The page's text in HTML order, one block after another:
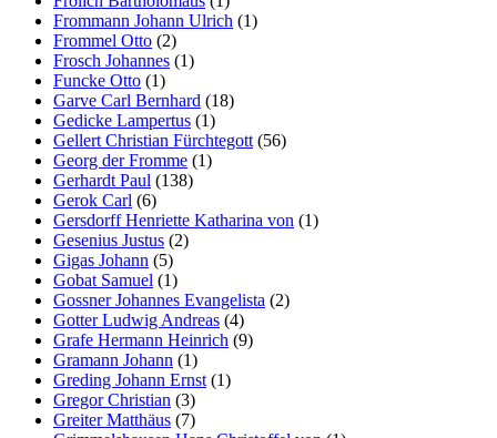
Frommann Johann Ulrich (1)
Frommel Otto (2)
Frosch Johannes (1)
Funcke Otto (1)
Garve Carl Bernhard (18)
Gedicke Lampertus (1)
Gellert Christian Fürchtegott (56)
Georg der Fromme (1)
Gerhardt Paul (138)
Gerok Carl (6)
Gersdorff Henriette Katharina von (1)
Gesenius Justus (2)
Gigas Johann (5)
Gobat Samuel (1)
Gossner Johannes Evangelista (2)
Gotter Ludwig Andreas (4)
Grafe Hermann Heinrich (9)
Gramann Johann (1)
Greding Johann Ernst (1)
Gregor Christian (3)
Greiter Matthäus (7)